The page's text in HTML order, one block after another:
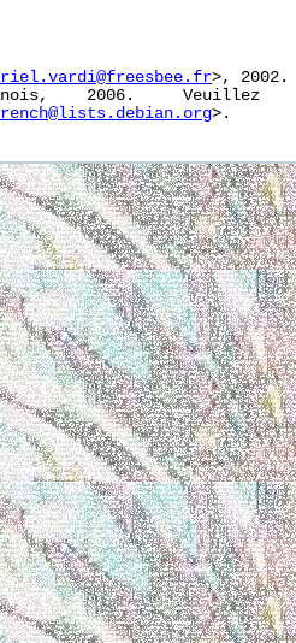
>,
2006.     Veuillez